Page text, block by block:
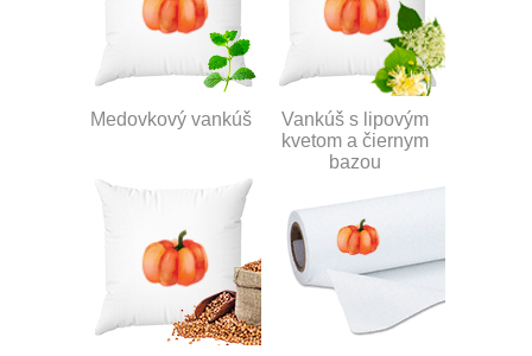
Medovkový vankúš
Vankúš s lipovým
kvetom a čiernym
bazou